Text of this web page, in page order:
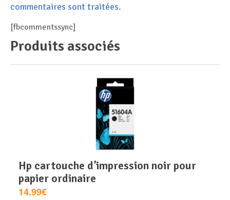
commentaires sont traitées.
[fbcommentssync]
Produits associés
hp cartouche d’impression noir pour
papier ordinaire
14.99€